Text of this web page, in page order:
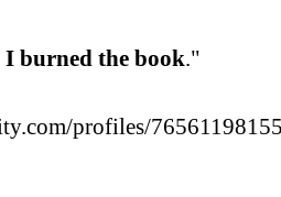
I burned the book."